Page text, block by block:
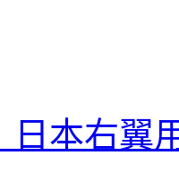
日本右翼